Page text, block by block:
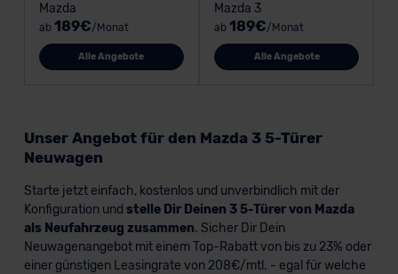
Mazda
ab 189€/Monat
Alle Angebote
Mazda 3
ab 189€/Monat
Alle Angebote
Unser Angebot für den Mazda 3 5-Türer
Neuwagen
Starte jetzt einfach, kostenlos und unverbindlich mit der
Konfiguration und stelle Dir Deinen 3 5-Türer von Mazda
als Neufahrzeug zusammen. Sicher Dir Dein
Neuwagenangebot mit einem Top-Rabatt von bis zu 23% oder
einer günstigen Leasingrate von 208€/mtl. - egal für welche